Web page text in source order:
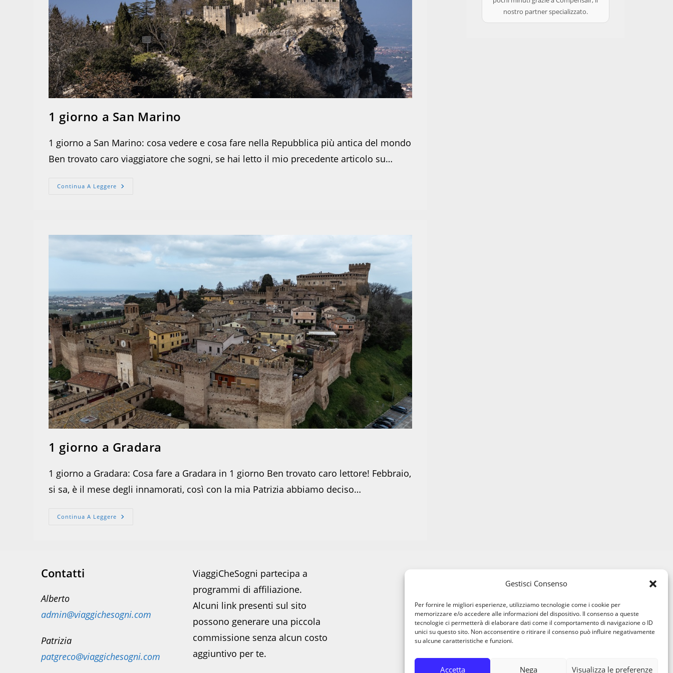
Gestisci Consenso
Per fornire le migliori esperienze, utilizziamo tecnologie come i cookie per
memorizzare e/o accedere alle informazioni del dispositivo. Il consenso a queste
tecnologie ci permetterà di elaborare dati come il comportamento di navigazione o ID
unici su questo sito. Non acconsentire o ritirare il consenso può influire negativamente
su alcune caratteristiche e funzioni.
Accetta Nega Visualizza le preferenze
1 giorno a San Marino
1 giorno a San Marino: cosa vedere e cosa fare nella Repubblica più antica del mondo
Ben trovato caro viaggiatore che sogni, se hai letto il mio precedente articolo su…
Continua A Leggere
1 giorno a Gradara
1 giorno a Gradara: Cosa fare a Gradara in 1 giorno Ben trovato caro lettore! Febbraio,
si sa, è il mese degli innamorati, così con la mia Patrizia abbiamo deciso…
Continua A Leggere
nostro partner specializzato.
Contatti
Alberto
admin@viaggichesogni.com
Patrizia
patgreco@viaggichesogni.com
ViaggiCheSogni partecipa a
programmi di affiliazione.
Alcuni link presenti sul sito
possono generare una piccola
commissione senza alcun costo
aggiuntivo per te.